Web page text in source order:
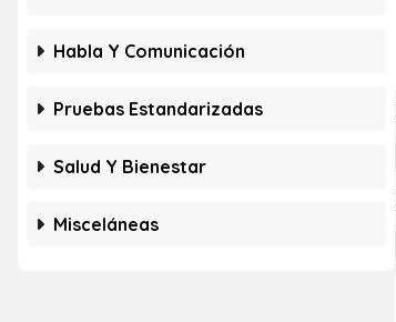
Habla Y Comunicación
Pruebas Estandarizadas
Salud Y Bienestar
Misceláneas